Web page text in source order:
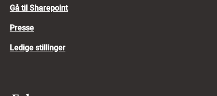
Gå til Sharepoint
Presse
Ledige stillinger